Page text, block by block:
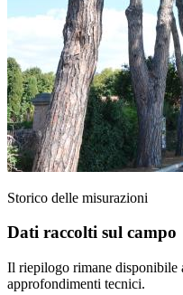
Storico delle misurazioni
Dati raccolti sul campo
Il riepilogo rimane disponibile
approfondimenti tecnici.